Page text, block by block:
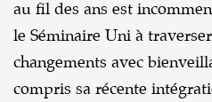
au fil des ans est
le Séminaire Uni à
changements avec
compris sa récente